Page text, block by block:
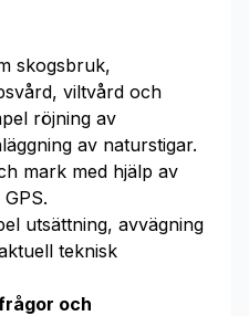
skogsbruk,
viltvård och
röjning av
av naturstigar.
mark med hjälp av
utsättning, avvägning
teknisk
och